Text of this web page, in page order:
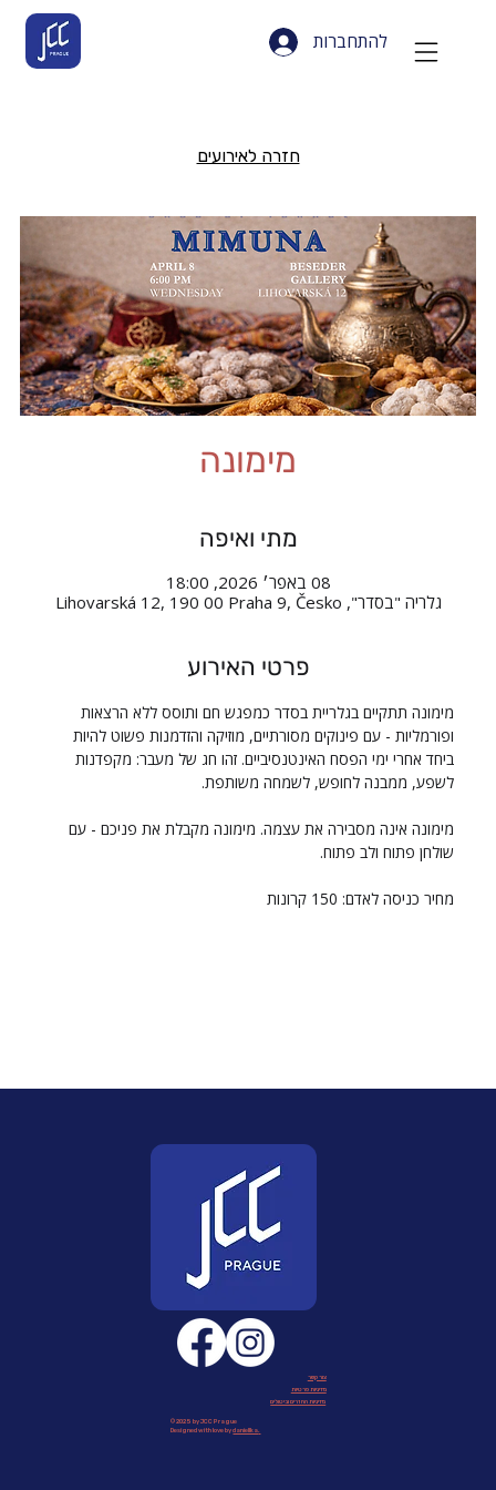
להתחברות
חזרה לאירועים
מימונה
מתי ואיפה
08 באפר׳ 2026, 18:00
גלריה "בסדר", Lihovarská 12, 190 00 Praha 9, Česko
פרטי האירוע
מימונה תתקיים בגלריית בסדר כמפגש חם ותוסס ללא הרצאות
ופורמליות - עם פינוקים מסורתיים, מוזיקה והזדמנות פשוט להיות
ביחד אחרי ימי הפסח האינטנסיביים. זהו חג של מעבר: מקפדנות
לשפע, ממבנה לחופש, לשמחה משותפת.
מימונה אינה מסבירה את עצמה. מימונה מקבלת את פניכם - עם
שולחן פתוח ולב פתוח.
מחיר כניסה לאדם: 150 קרונות
צור קשר
מדיניות פרטיות
מדיניות החזרים וביטולים
© 2025 by JCC Prague
Designed with love bydaniellka